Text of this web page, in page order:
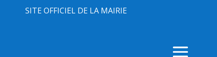
SITE OFFICIEL DE LA MAIRIE